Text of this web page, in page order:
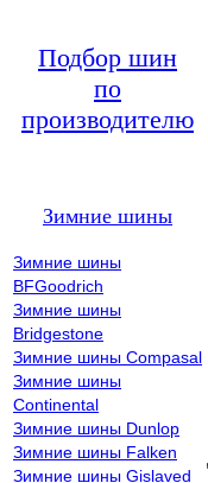
Подбор шин
по
производителю
Зимние шины
Зимние шины
BFGoodrich
Зимние шины
Bridgestone
Зимние шины Compasal
Зимние шины
Continental
Зимние шины Dunlop
Зимние шины Falken
Зимние шины Gislaved